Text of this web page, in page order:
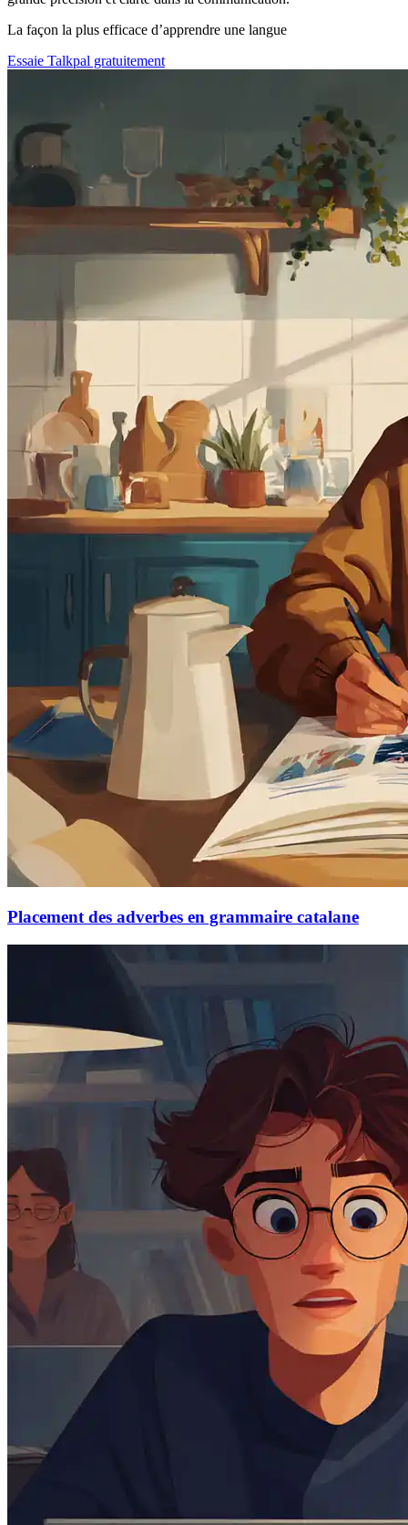
La façon la plus efficace d’apprendre une langue
Essaie Talkpal gratuitement
Placement des adverbes en grammaire catalane